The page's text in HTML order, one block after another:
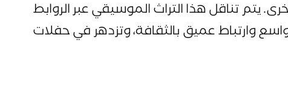
تناقل هذا التراث الموسيقي عبر الروابط
وارتباط عميق بالثقافة، وتزدهر في حفلات